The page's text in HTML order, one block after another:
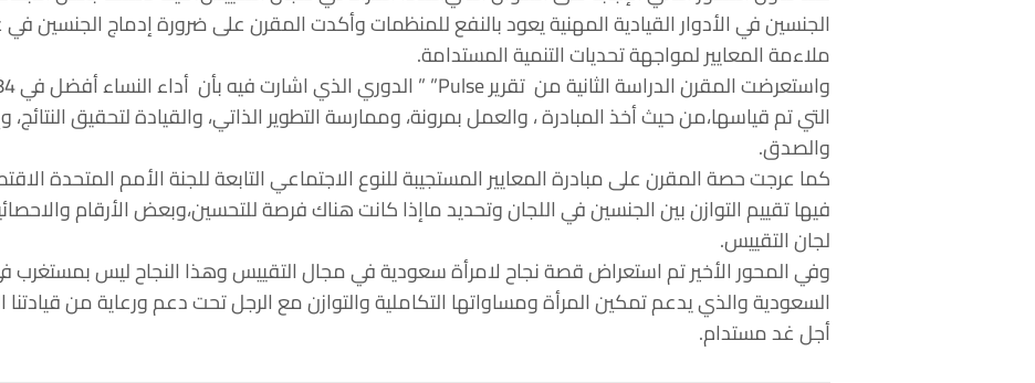
الجنسين في الأدوار القيادية المهنية يعود بالنفع للمنظمات وأكدت المقرن على ضرورة إدماج الجنسين في
ملاءمة المعايير لمواجهة تحديات التنمية المستدامة.
التي تم قياسها،من حيث أخذ المبادرة ، والعمل بمرونة، وممارسة التطوير الذاتي، والقيادة لتحقيق
والصدق.
فيها تقييم التوازن بين الجنسين في اللجان وتحديد ماإذا كانت هناك فرصة للتحسين،وبعض الأرقام
لجان التقييس.
وفي المحور الأخير تم استعراض قصة نجاح لامرأة سعودية في مجال التقييس وهذا النجاح ليس بمستغرب
السعودية والذي يدعم تمكين المرأة ومساواتها التكاملية والتوازن مع الرجل تحت دعم ورعاية من
أجل غد مستدام.